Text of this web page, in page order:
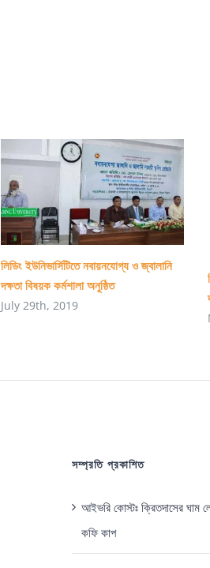
লিডিং ইউনিভার্সিটিতে নবায়নযোগ্য ও জ্বালানি
দক্ষতা বিষয়ক কর্মশালা অনুষ্ঠিত
July 29th, 2019
সম্প্রতি প্রকাশিত
আইভরি কোস্টঃ ক্রিতদাসের ঘাম
কফি কাপ